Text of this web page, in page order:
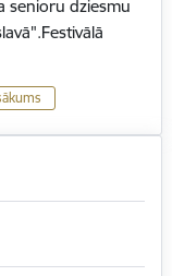
senioru dziesmu